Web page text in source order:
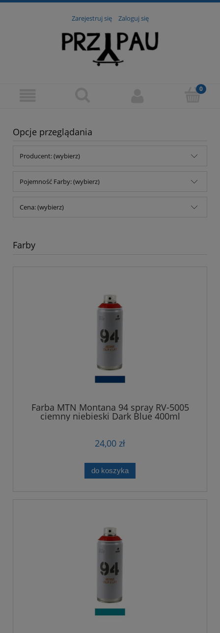
Zarejestruj się Zaloguj się
Opcje przeglądania
Producent: (wybierz)
Pojemność Farby: (wybierz)
Cena: (wybierz)
Farby
Farba MTN Montana 94 spray RV-5005
ciemny niebieski Dark Blue 400ml
24,00 zł
do koszyka